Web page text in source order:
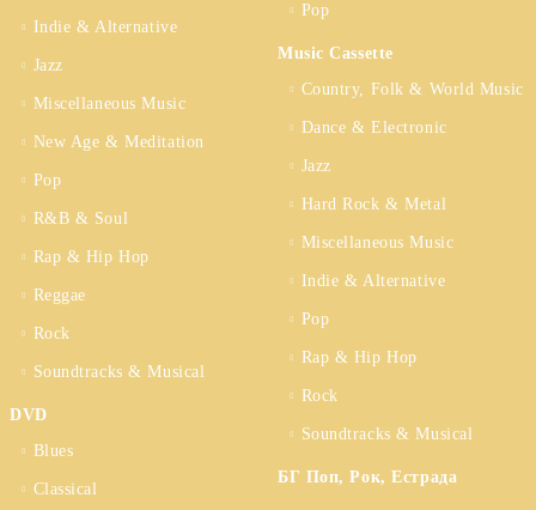
Indie & Alternative
Jazz
Miscellaneous Music
New Age & Meditation
Pop
R&B & Soul
Rap & Hip Hop
Reggae
Rock
Soundtracks & Musical
DVD
Blues
Classical
Pop
Music Cassette
Country, Folk & World Music
Dance & Electronic
Jazz
Hard Rock & Metal
Miscellaneous Music
Indie & Alternative
Pop
Rap & Hip Hop
Rock
Soundtracks & Musical
БГ Поп, Рок, Естрада